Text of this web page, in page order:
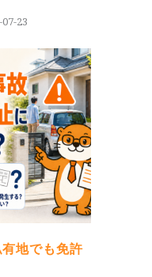
07-23
地でも免許